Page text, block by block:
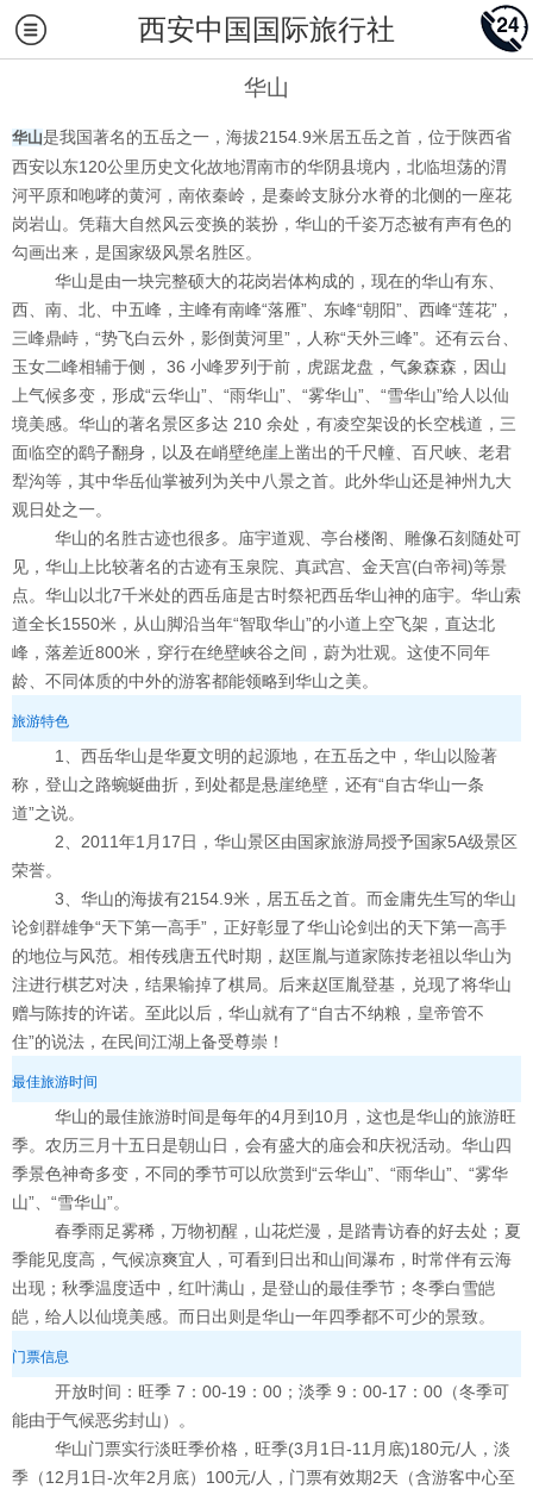
西安中国国际旅行社
华山
华山是我国著名的五岳之一，海拔2154.9米居五岳之首，位于陕西省
西安以东120公里历史文化故地渭南市的华阴县境内，北临坦荡的渭
河平原和咆哮的黄河，南依秦岭，是秦岭支脉分水脊的北侧的一座花
岗岩山。凭藉大自然风云变换的装扮，华山的千姿万态被有声有色的
勾画出来，是国家级风景名胜区。
华山是由一块完整硕大的花岗岩体构成的，现在的华山有东、
西、南、北、中五峰，主峰有南峰“落雁”、东峰“朝阳”、西峰“莲花”，
三峰鼎峙，“势飞白云外，影倒黄河里”，人称“天外三峰”。还有云台、
玉女二峰相辅于侧， 36 小峰罗列于前，虎踞龙盘，气象森森，因山
上气候多变，形成“云华山”、“雨华山”、“雾华山”、“雪华山”给人以仙
境美感。华山的著名景区多达 210 余处，有凌空架设的长空栈道，三
面临空的鹞子翻身，以及在峭壁绝崖上凿出的千尺幢、百尺峡、老君
犁沟等，其中华岳仙掌被列为关中八景之首。此外华山还是神州九大
观日处之一。
华山的名胜古迹也很多。庙宇道观、亭台楼阁、雕像石刻随处可
见，华山上比较著名的古迹有玉泉院、真武宫、金天宫(白帝祠)等景
点。华山以北7千米处的西岳庙是古时祭祀西岳华山神的庙宇。华山索
道全长1550米，从山脚沿当年“智取华山”的小道上空飞架，直达北
峰，落差近800米，穿行在绝壁峡谷之间，蔚为壮观。这使不同年
龄、不同体质的中外的游客都能领略到华山之美。
旅游特色
1、西岳华山是华夏文明的起源地，在五岳之中，华山以险著
称，登山之路蜿蜒曲折，到处都是悬崖绝壁，还有“自古华山一条
道”之说。
2、2011年1月17日，华山景区由国家旅游局授予国家5A级景区
荣誉。
3、华山的海拔有2154.9米，居五岳之首。而金庸先生写的华山
论剑群雄争“天下第一高手”，正好彰显了华山论剑出的天下第一高手
的地位与风范。相传残唐五代时期，赵匡胤与道家陈抟老祖以华山为
注进行棋艺对决，结果输掉了棋局。后来赵匡胤登基，兑现了将华山
赠与陈抟的许诺。至此以后，华山就有了“自古不纳粮，皇帝管不
住”的说法，在民间江湖上备受尊崇！
最佳旅游时间
华山的最佳旅游时间是每年的4月到10月，这也是华山的旅游旺
季。农历三月十五日是朝山日，会有盛大的庙会和庆祝活动。华山四
季景色神奇多变，不同的季节可以欣赏到“云华山”、“雨华山”、“雾华
山”、“雪华山”。
春季雨足雾稀，万物初醒，山花烂漫，是踏青访春的好去处；夏
季能见度高，气候凉爽宜人，可看到日出和山间瀑布，时常伴有云海
出现；秋季温度适中，红叶满山，是登山的最佳季节；冬季白雪皑
皑，给人以仙境美感。而日出则是华山一年四季都不可少的景致。
门票信息
开放时间：旺季 7：00-19：00；淡季 9：00-17：00（冬季可
能由于气候恶劣封山）。
华山门票实行淡旺季价格，旺季(3月1日-11月底)180元/人，淡
季（12月1日-次年2月底）100元/人，门票有效期2天（含游客中心至